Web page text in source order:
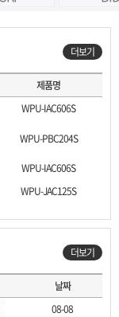
더보기
제품명
WPU-IAC606S
WPU-PBC204S
WPU-IAC606S
WPU-JAC125S
더보기
날짜
08-08